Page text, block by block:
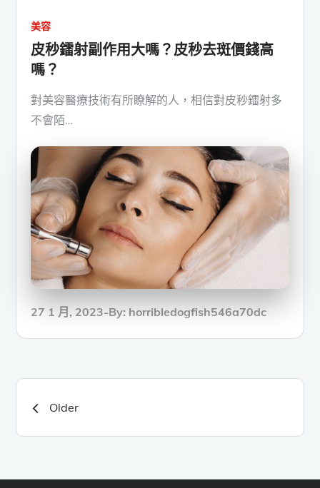
美容
皮秒鐳射副作用大嗎？皮秒去斑價錢高
嗎？
對美容醫療技術有所瞭解的人，相信對皮秒鐳射多
不會陌…
Posted
27 1 月, 2023 By: horribledogfish546a70dc
文
章
Older